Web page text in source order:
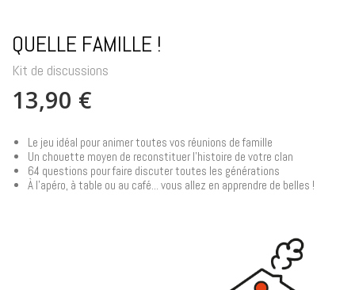
QUELLE FAMILLE !
Kit de discussions
13,90 €
Le jeu idéal pour animer toutes vos réunions de famille
Un chouette moyen de reconstituer l'histoire de votre clan
64 questions pour faire discuter toutes les générations
À l'apéro, à table ou au café... vous allez en apprendre de belles !